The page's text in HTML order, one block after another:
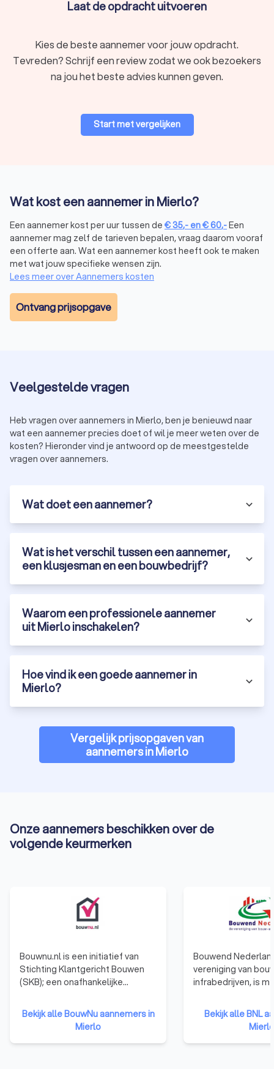
Laat de opdracht uitvoeren
Kies de beste aannemer voor jouw opdracht.
Tevreden? Schrijf een review zodat we ook bezoekers
na jou het beste advies kunnen geven.
Start met vergelijken
Wat kost een aannemer in Mierlo?
Een aannemer kost per uur tussen de €35,- en€60,-Een
aannemer mag zelf de tarieven bepalen, vraag daarom vooraf
een offerte aan. Wat een aannemer kost heeft ook te maken
met wat jouw specifieke wensen zijn.
Lees meer over Aannemers kosten
Ontvang prijsopgave
Veelgestelde vragen
Heb vragen over aannemers in Mierlo, ben je benieuwd naar
wat een aannemer precies doet of wil je meer weten over de
kosten? Hieronder vind je antwoord op de meestgestelde
vragen over aannemers.
Wat doet een aannemer?
Wat is het verschil tussen een aannemer,
een klusjesman en een bouwbedrijf?
Waarom een professionele aannemer
uit Mierlo inschakelen?
Hoe vind ik een goede aannemer in
Mierlo?
Vergelijk prijsopgaven van
aannemers in Mierlo
Onze aannemers beschikken over de
volgende keurmerken
Bouwnu.nl is een initiatief van
Stichting Klantgericht Bouwen
(SKB); een onafhankelijke
Op basis van duizenden reviews
en informatie over bedrijven
helpt bouwnu.nl je bij het vinden
van een goede aannemer voor je
Bekijk alle BouwNu aannemers in
Mierlo
Bouwend
vereniging van
infrabedrijven, is
bouwbedrijven de
bouw. Bouwend
verenigt, verbindt
Bekijk alle BNL
Mierlo